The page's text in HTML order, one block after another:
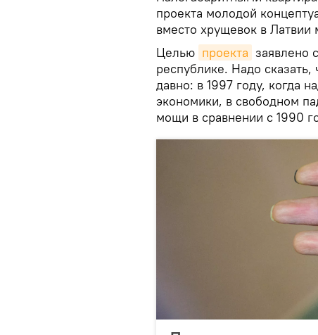
проекта молодой
вместо хрущевок в Латвии
Целью проекта заявлено
республике. Надо сказать,
давно: в 1997 году, когда
экономики, в свободном
мощи в сравнении с 1990